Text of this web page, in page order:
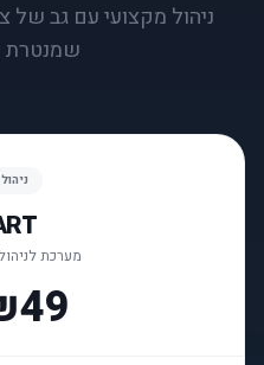
ניהול מקצועי עם גב של
שמנטרת
מערכת